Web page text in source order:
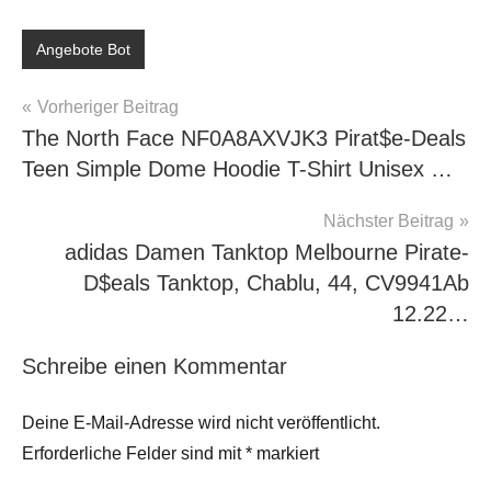
Angebote Bot
Beitragsnavigation
Vorheriger Beitrag
The North Face NF0A8AXVJK3 Pirat$e-Deals
Teen Simple Dome Hoodie T-Shirt Unisex …
Nächster Beitrag
adidas Damen Tanktop Melbourne Pirate-
D$eals Tanktop, Chablu, 44, CV9941Аb
12.22…
Schreibe einen Kommentar
Deine E-Mail-Adresse wird nicht veröffentlicht.
Erforderliche Felder sind mit* markiert